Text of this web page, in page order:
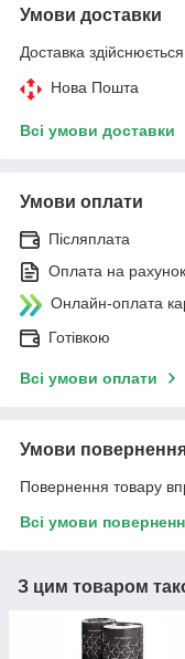
Умови доставки
Доставка
Нова Пошта
Всі умови доставки
Умови оплати
Післяплата
Оплата на рахунок
Онлайн-оплата
Готівкою
Всі умови оплати
Умови
Повернення товару
Всі умови
З цим товаром